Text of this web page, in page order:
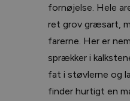
fornøjelse. Hele
ret grov græsart,
farerne. Her er
sprækker i
fat i støvlerne og
finder hurtigt en